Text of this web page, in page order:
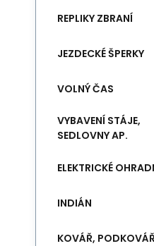
REPLIKY ZBRANÍ
JEZDECKÉ ŠPERKY
VOLNÝ ČAS
VYBAVENÍ STÁJE,
SEDLOVNY AP.
ELEKTRICKÉ
INDIÁN
KOVÁŘ,